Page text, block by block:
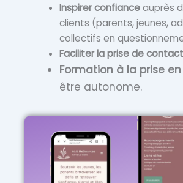
Inspirer confianceauprès
clients (parents, jeunes,
collectifs en
Faciliter la prise de contact
Formation à la prise
être autonome.